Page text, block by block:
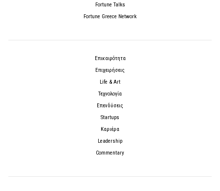
Fortune Talks
Fortune Greece Network
Επικαιρότητα
Επιχειρήσεις
Life & Art
Τεχνολογία
Επενδύσεις
Startups
Καριέρα
Leadership
Commentary